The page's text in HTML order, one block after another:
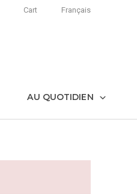
Cart Français
AU QUOTIDIEN